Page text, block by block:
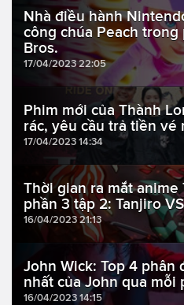
Nhà điều hành
công chúa Peach
Bros.
17/04/2023 22:05
Phim mới của Thành
rác, yêu cầu trả tiền vé
17/04/2023 14:34
Thời gian ra mắt anime
phần 3 tập 2: Tanjiro
16/04/2023 21:13
John Wick: Top 4 phân
nhất của John qua mỗi
16/04/2023 14:15